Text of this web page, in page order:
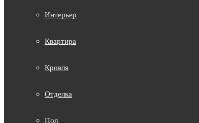
Интерьер
Квартира
Кровля
Отделка
Пол